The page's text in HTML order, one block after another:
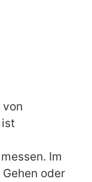
von
Im
oder